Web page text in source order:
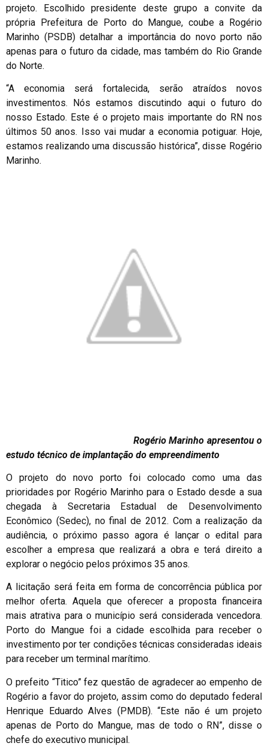
projeto. Escolhido presidente deste grupo a convite da
própria Prefeitura de Porto do Mangue, coube a Rogério
Marinho (PSDB) detalhar a importância do novo porto não
apenas para o futuro da cidade, mas também do Rio Grande
do Norte.
“A economia será fortalecida, serão atraídos novos
investimentos. Nós estamos discutindo aqui o futuro do
nosso Estado. Este é o projeto mais importante do RN nos
últimos 50 anos. Isso vai mudar a economia potiguar. Hoje,
estamos realizando uma discussão histórica”, disse Rogério
Marinho.
Rogério Marinho apresentou o
estudo técnico de implantação do empreendimento
O projeto do novo porto foi colocado como uma das
prioridades por Rogério Marinho para o Estado desde a sua
chegada à Secretaria Estadual de Desenvolvimento
Econômico (Sedec), no final de 2012. Com a realização da
audiência, o próximo passo agora é lançar o edital para
escolher a empresa que realizará a obra e terá direito a
explorar o negócio pelos próximos 35 anos.
A licitação será feita em forma de concorrência pública por
melhor oferta. Aquela que oferecer a proposta financeira
mais atrativa para o município será considerada vencedora.
Porto do Mangue foi a cidade escolhida para receber o
investimento por ter condições técnicas consideradas ideais
para receber um terminal marítimo.
O prefeito “Titico” fez questão de agradecer ao empenho de
Rogério a favor do projeto, assim como do deputado federal
Henrique Eduardo Alves (PMDB). “Este não é um projeto
apenas de Porto do Mangue, mas de todo o RN”, disse o
chefe do executivo municipal.